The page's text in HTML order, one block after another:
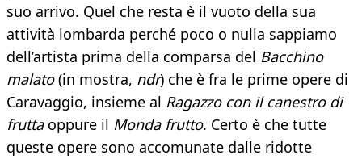
suo arrivo. Quel che resta è il vuoto della sua
attività lombarda perché poco o nulla sappiamo
dell’artista prima della comparsa del Bacchino
malato(in mostra, ndr) che è fra le prime opere di
Caravaggio, insieme al Ragazzo con il canestro di
fruttaoppure il Monda frutto. Certo è che tutte
queste opere sono accomunate dalle ridotte